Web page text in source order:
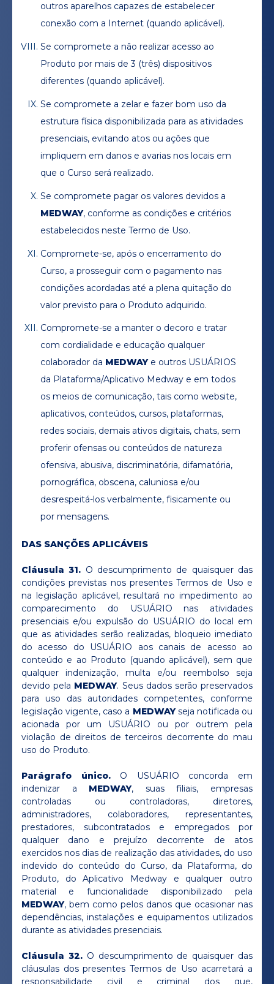
outros aparelhos capazes de estabelecer
conexão com a Internet (quando aplicável).
Se compromete a não realizar acesso ao
Produto por mais de 3 (três) dispositivos
diferentes (quando aplicável).
Se compromete a zelar e fazer bom uso da
estrutura física disponibilizada para as atividades
presenciais, evitando atos ou ações que
impliquem em danos e avarias nos locais em
que o Curso será realizado.
Se compromete pagar os valores devidos a
MEDWAY, conforme as condições e critérios
estabelecidos neste Termo de Uso.
Compromete-se, após o encerramento do
Curso, a prosseguir com o pagamento nas
condições acordadas até a plena quitação do
valor previsto para o Produto adquirido.
Compromete-se a manter o decoro e tratar
com cordialidade e educação qualquer
colaborador da MEDWAYe outros USUÁRIOS
da Plataforma/Aplicativo Medway e em todos
os meios de comunicação, tais como website,
aplicativos, conteúdos, cursos, plataformas,
redes sociais, demais ativos digitais, chats, sem
proferir ofensas ou conteúdos de natureza
ofensiva, abusiva, discriminatória, difamatória,
pornográfica, obscena, caluniosa e/ou
desrespeitá-los verbalmente, fisicamente ou
por mensagens.
DAS SANÇÕES APLICÁVEIS
Cláusula 31. O descumprimento de quaisquer das
condições previstas nos presentes Termos de Uso e
na legislação aplicável, resultará no impedimento ao
comparecimento do USUÁRIO nas atividades
presenciais e/ou expulsão do USUÁRIO do local em
que as atividades serão realizadas, bloqueio imediato
do acesso do USUÁRIO aos canais de acesso ao
conteúdo e ao Produto (quando aplicável), sem que
qualquer indenização, multa e/ou reembolso seja
devido pela MEDWAY. Seus dados serão preservados
para uso das autoridades competentes, conforme
legislação vigente, caso a MEDWAYseja notificada ou
acionada por um USUÁRIO ou por outrem pela
violação de direitos de terceiros decorrente do mau
uso do Produto.
Parágrafo único. O USUÁRIO concorda em
indenizar a MEDWAY, suas filiais, empresas
controladas ou controladoras, diretores,
administradores, colaboradores, representantes,
prestadores, subcontratados e empregados por
qualquer dano e prejuízo decorrente de atos
exercidos nos dias de realização das atividades, do uso
indevido do conteúdo do Curso, da Plataforma, do
Produto, do Aplicativo Medway e qualquer outro
material e funcionalidade disponibilizado pela
MEDWAY, bem como pelos danos que ocasionar nas
dependências, instalações e equipamentos utilizados
durante as atividades presenciais.
Cláusula 32. O descumprimento de quaisquer das
cláusulas dos presentes Termos de Uso acarretará a
responsabilidade civil e criminal dos que,